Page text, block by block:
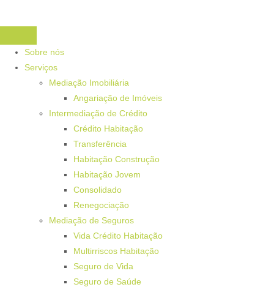
Sobre nós
Serviços
Mediação Imobiliária
Angariação de Imóveis
Intermediação de Crédito
Crédito Habitação
Transferência
Habitação Construção
Habitação Jovem
Consolidado
Renegociação
Mediação de Seguros
Vida Crédito Habitação
Multirriscos Habitação
Seguro de Vida
Seguro de Saúde